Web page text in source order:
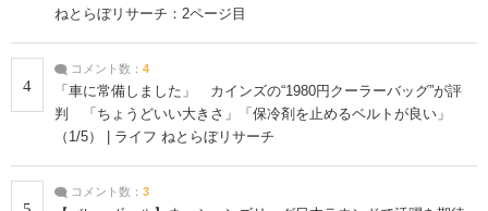
ねとらぼリサーチ：2ページ目
4
コメント数： 4
「車に常備しました」 カインズの“1980円クーラーバッグ”が評
判 「ちょうどいい大きさ」「保冷剤を止めるベルトが良い」
（1/5） | ライフ ねとらぼリサーチ
コメント数： 3